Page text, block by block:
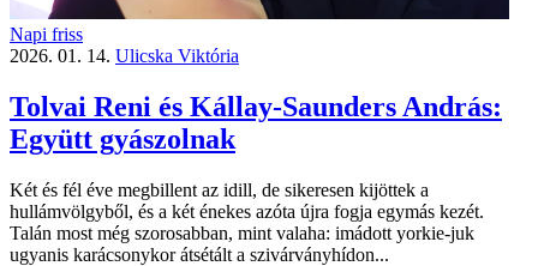
Napi friss
2026. 01. 14. Ulicska Viktória
Tolvai Reni és Kállay-Saunders András:
Együtt gyászolnak
Két és fél éve megbillent az idill, de sikeresen kijöttek a
hullámvölgyből, és a két énekes azóta újra fogja egymás kezét.
Talán most még szorosabban, mint valaha: imádott yorkie-juk
ugyanis karácsonykor átsétált a szivárványhídon...